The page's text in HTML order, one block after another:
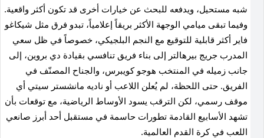
شبه مستحيل، ويدفعه للبحث عن خيارات أخرى قد تكون أكثر واقعية.
وفيما تبقى ميامي الوجهة الأكثر بريقاً إعلامياً، تبدو فرق مثل شيكاغو
فاير أكثر قابلية للتوقيع مع النجم البلجيكي، خصوصاً في ظل سعي
المدرب جريج بيرهالتر إلى بناء فريق تنافسي بقيادة دي بروين، إلى
جانب زميله في المنتخب هوجو كويبرس، والجناح المصنّف في
الفريق. حتى اللحظة، لم يُعلن اللاعب أو ناديه مانشستر سيتي أي
موقف رسمي، لكن الترقب يسود الأوساط الرياضية، مع توقعات بأن
تشهد الأسابيع القادمة تطورات حاسمة في مستقبل أحد أبرز صانعي
اللعب في كرة القدم العالمية.